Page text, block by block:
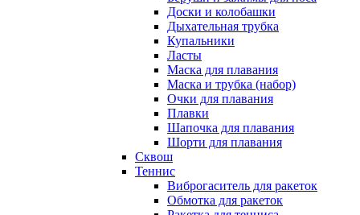
Доски и колобашки
Дыхательная трубка
Купальники
Ласты
Маска для плавания
Маска и трубка (набор)
Очки для плавания
Плавки
Шапочка для плавания
Шорти для плавания
Сквош
Теннис
Виброгаситель для ракеток
Обмотка для ракеток